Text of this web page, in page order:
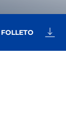
FOLLETO